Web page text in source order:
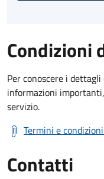
Condizioni
Per conoscere i
informazioni
servizio.
Termini e
Contatti